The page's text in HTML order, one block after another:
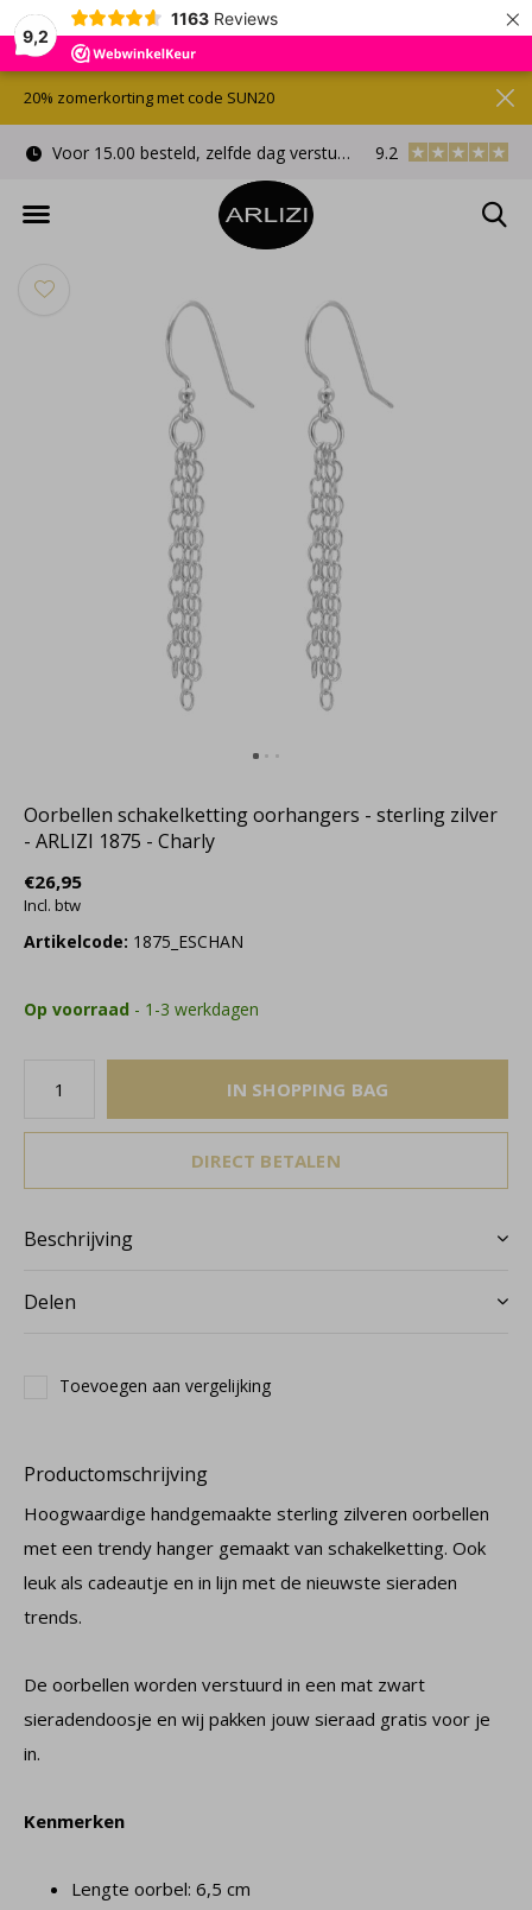
9,2
1163 Reviews ×
Voor 15.00 besteld, zelfde dag verstuurd Gratis
9.2
20% zomerkorting met code SUN20
Oorbellen schakelketting oorhangers - sterling zilver
- ARLIZI 1875 - Charly
€26,95
Incl. btw
Artikelcode: 1875_ESCHAN
Op voorraad - 1-3 werkdagen
IN SHOPPING BAG
DIRECT BETALEN
Beschrijving
Delen
Toevoegen aan vergelijking
Productomschrijving
Hoogwaardige handgemaakte sterling zilveren oorbellen
met een trendy hanger gemaakt van schakelketting. Ook
leuk als cadeautje en in lijn met de nieuwste sieraden
trends.
De oorbellen worden verstuurd in een mat zwart
sieradendoosje en wij pakken jouw sieraad gratis voor je
in.
Kenmerken
Lengte oorbel: 6,5 cm